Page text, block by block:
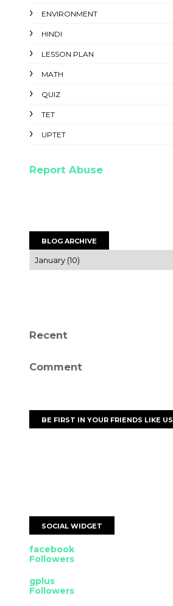
ENVIRONMENT
HINDI
LESSON PLAN
MATH
QUIZ
TET
UPTET
Report Abuse
BLOG ARCHIVE
Recent
Comment
BE FIRST IN YOUR FRIENDS LIKE US
SOCIAL WIDGET
facebook
Followers
gplus
Followers